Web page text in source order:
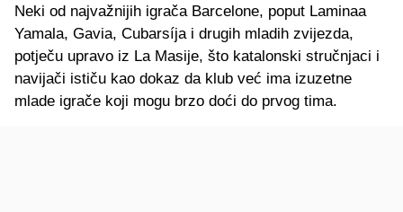
Neki od najvažnijih igrača Barcelone, poput Laminaa
Yamala, Gavia, Cubarsíja i drugih mladih zvijezda,
potječu upravo iz La Masije, što katalonski stručnjaci i
navijači ističu kao dokaz da klub već ima izuzetne
mlade igrače koji mogu brzo doći do prvog tima.